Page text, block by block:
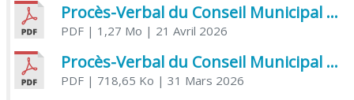
Procès-Verbal du Conseil Municipal du 21 avril 2026
PDF| 1,27 Mo | 21 Avril 2026
Procès-Verbal du Conseil Municipal du 31 mars 2026
PDF| 718,65 Ko | 31 Mars 2026